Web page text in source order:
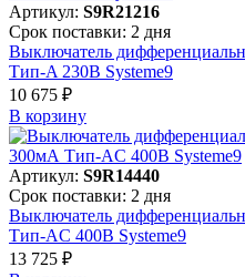
Артикул: S9R21216
Срок поставки: 2 дня
Выключатель
Тип-A 230В Systeme9
10 675 ₽
В корзинy
Артикул: S9R14440
Срок поставки: 2 дня
Выключатель
Тип-AC 400В Systeme9
13 725 ₽